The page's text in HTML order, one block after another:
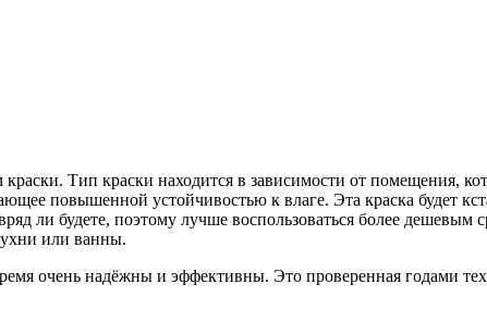
Тип краски находится в зависимости от помещения,
повышенной устойчивостью к влаге. Эта краска будет
ли будете, поэтому лучше воспользоваться более
или ванны.
очень надёжны и эффективны. Это проверенная годами